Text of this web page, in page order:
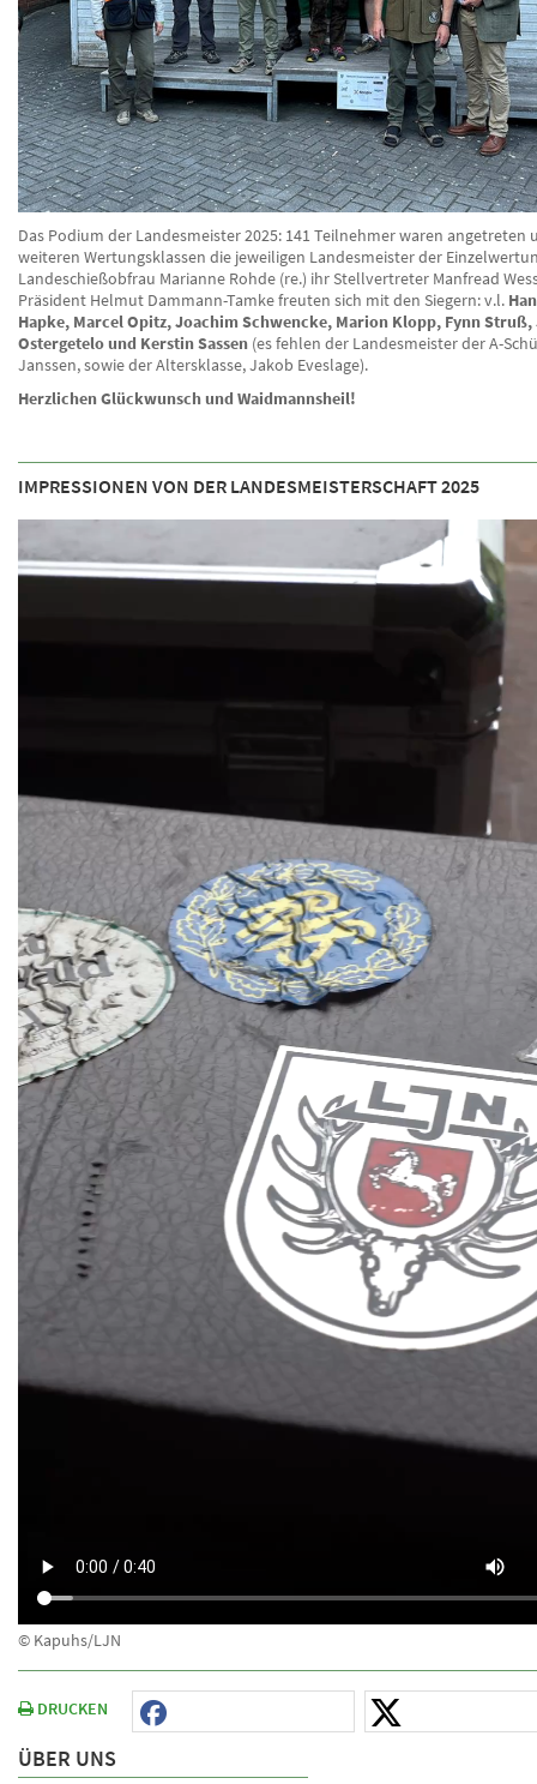
Das Podium der Landesmeister 2025: 141 Teilnehmer waren angetreten
weiteren Wertungsklassen die jeweiligen Landesmeister der
Landeschießobfrau Marianne Rohde (re.) ihr Stellvertreter Manfread
Präsident Helmut Dammann-Tamke freuten sich mit den Siegern: v.l.
Hapke, Marcel Opitz, Joachim Schwencke, Marion Klopp, Fynn
Ostergetelo und Kerstin Sassen (es fehlen der Landesmeister der A-
Janssen, sowie der Altersklasse, Jakob Eveslage).
Herzlichen Glückwunsch und Waidmannsheil!
IMPRESSIONEN VON DER LANDESMEISTERSCHAFT 2025
© Kapuhs/LJN
DRUCKEN
ÜBER UNS